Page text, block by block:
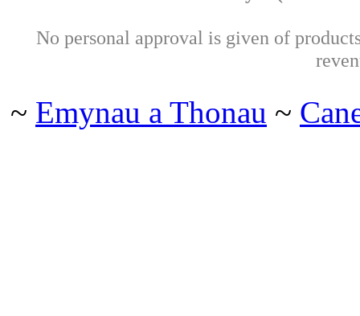
No personal approval is given of
~ Emynau a Thonau ~